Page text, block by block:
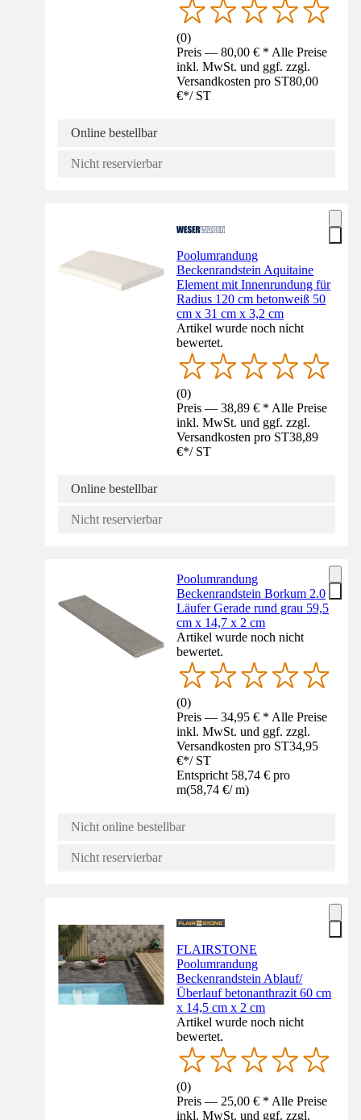
(0)
Preis — 80,00 € * Alle Preise
inkl. MwSt. und ggf. zzgl.
Versandkosten pro ST80,00
€*/ ST
Online bestellbar
Nicht reservierbar
Poolumrandung
Beckenrandstein Aquitaine
Element mit Innenrundung für
Radius 120 cm betonweiß 50
cm x 31 cm x 3,2 cm
Artikel wurde noch nicht
bewertet.
(0)
Preis — 38,89 € * Alle Preise
inkl. MwSt. und ggf. zzgl.
Versandkosten pro ST38,89
€*/ ST
Online bestellbar
Nicht reservierbar
Poolumrandung
Beckenrandstein Borkum 2.0
Läufer Gerade rund grau 59,5
cm x 14,7 x 2 cm
Artikel wurde noch nicht
bewertet.
(0)
Preis — 34,95 € * Alle Preise
inkl. MwSt. und ggf. zzgl.
Versandkosten pro ST34,95
€*/ ST
Entspricht 58,74 € pro
m(58,74 €/ m)
Nicht online bestellbar
Nicht reservierbar
FLAIRSTONE
Poolumrandung
Beckenrandstein Ablauf/
Überlauf betonanthrazit 60 cm
x 14,5 cm x 2 cm
Artikel wurde noch nicht
bewertet.
(0)
Preis — 25,00 € * Alle Preise
inkl. MwSt. und ggf. zzgl.